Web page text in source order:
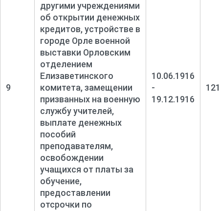
9
другими учреждениями
об открытии денежных
кредитов, устройстве в
городе Орле военной
выставки Орловским
отделением
Елизаветинского
комитета, замещении
призванных на военную
службу учителей,
выплате денежных
пособий
преподавателям,
освобождении
учащихся от платы за
обучение,
предоставлении
отсрочки по
10.06.1916
-
19.12.1916